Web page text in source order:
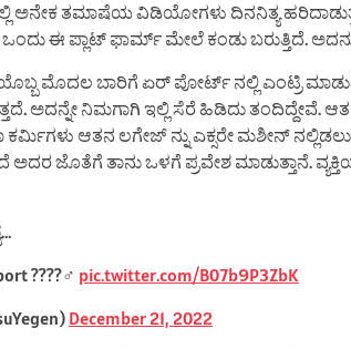
ತಮಾಷೆಯ ವಿಡಿಯೋಗಳು ದಿನನಿತ್ಯ
ಈ ಪ್ಲಾಟ್ ಫಾರ್ಮ್ ಮೇಲೆ ಕಂಡು ಬರುತ್ತಿದೆ.
ಮೊದಲ ಬಾರಿಗೆ ಏರ್ ಪೋರ್ಟ್ ನಲ್ಲಿ ಎಂಟ್ರಿ
ಅದನ್ನೇ ನಿಮಗಾಗಿ ಇಲ್ಲಿ ಸೆರೆ ಹಿಡಿದು ತಂದಿದ್ದೇವೆ. ಆತ
ಕರ್ಮಿಗಳು ಆತನ ಲಗೇಜ್ ನ್ನು ಎಕ್ಸರೇ ಮಶೀನ್
ಅದರ ಜೊತೆಗೆ ತಾನು ಒಳಗೆ ಪ್ರವೇಶ ಮಾಡುತ್ತಾನೆ.
????‍♂️ pic.twitter.com/B07b9P3ZbK
December 21, 2022